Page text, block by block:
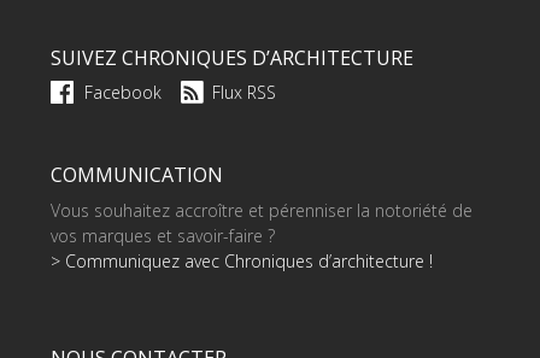
SUIVEZ CHRONIQUES D’ARCHITECTURE
Facebook Flux RSS
COMMUNICATION
Vous souhaitez accroître et pérenniser la notoriété de
vos marques et savoir-faire ?
> Communiquez avec Chroniques d’architecture !